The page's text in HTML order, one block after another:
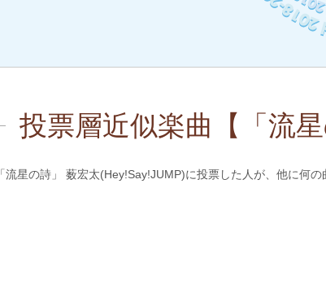
投票層近似楽曲【「流星
「流星の詩」 薮宏太(Hey!Say!JUMP)に投票した人が、他に何